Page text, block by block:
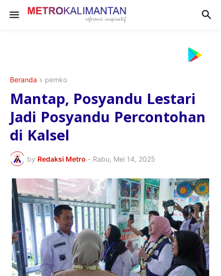
Beranda pemko
Mantap, Posyandu Lestari
Jadi Posyandu Percontohan
di Kalsel
by Redaksi Metro - Rabu, Mei 14, 2025